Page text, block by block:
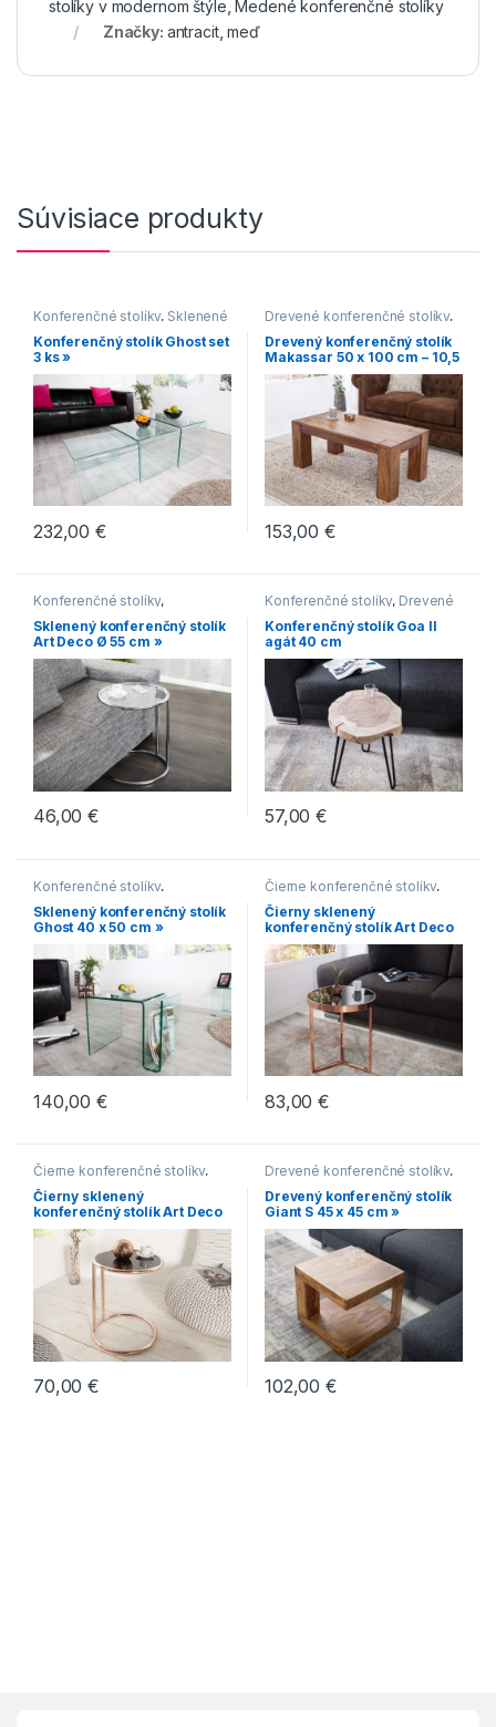
stolíky v modernom štýle ,Medené konferenčné stolíky
Značky: antracit,meď
Súvisiace produkty
Konferenčné stolíky, Sklenené
konferenčné stolíky
Konferenčný stolík Ghost set
3 ks »
232,00€
Drevené konferenčné stolíky,
Hranaté konferenčné stolíky,
Konferenčné stolíky,
Konferenčné stolíky vo
vidieckom štýle
Makassar
Drevený konferenčný stolík
Makassar 50 x 100 cm – 10,5
mm »
153,00€
Konferenčné stolíky,
Konferenčné stolíky v
modernom štýle,Malé
konferenčné stolíky,Oblé
konferenčné stolíky,Sklenené
konferenčné stolíky,
Strieborné konferenčné stolíky
Sklenený konferenčný stolík
Art Deco Ø 55 cm »
46,00€
Konferenčné stolíky, Drevené
konferenčné stolíky,Malé
konferenčné stolíky
konferenčné stolíky
Konferenčný stolík Goa II
agát 40 cm
57,00€
Konferenčné stolíky,
Konferenčné stolíky v
modernom štýle,Malé
konferenčné stolíky
Oblé
konferenčné stolíky
konferenčné stolíky
Sklenený konferenčný stolík
Ghost 40 x 50 cm »
140,00€
Čierne konferenčné stolíky,
Konferenčné stolíky
Konferenčné stolíky v
modernom štýle,Malé
konferenčné stolíky
Medené
konferenčné stolíky,Oblé
konferenčné stolíky
Sklenené
konferenčné stolíky
Čierny sklenený
konferenčný stolík Art Deco
Ø 45 cm »
83,00€
Čierne konferenčné stolíky,
Konferenčné stolíky
Konferenčné stolíky v
modernom štýle
konferenčné stolíky
Medené
konferenčné stolíky,Oblé
konferenčné stolíky
Čierny sklenený
konferenčný stolík Art Deco
Ø 40 cm »
70,00€
Drevené konferenčné stolíky,
Hranaté konferenčné stolíky,
Konferenčné stolíky,
Konferenčné stolíky vo
vidieckom štýle,Makassar
Malé konferenčné stolíky
Drevený konferenčný stolík
Giant S 45 x 45 cm »
102,00€